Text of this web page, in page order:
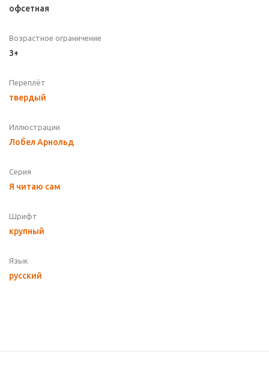
офсетная
Возрастное ограничение
3+
Переплёт
твердый
Иллюстрации
Лобел Арнольд
Серия
Я читаю сам
Шрифт
крупный
Язык
русский